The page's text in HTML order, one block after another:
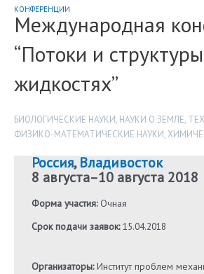
КОНФЕРЕНЦИИ
Международная
“Потоки и
жидкостях”
БИОЛОГИЧЕСКИЕ НАУКИ, НАУКИ О ЗЕМЛЕ,
ФИЗИКО-МАТЕМАТИЧЕСКИЕ НАУКИ,
Россия,Владивосток
8 августа–10 августа 2018
Форма участия:Очная
Срок подачи заявок:15.04.2018
Организаторы:Институт проблем